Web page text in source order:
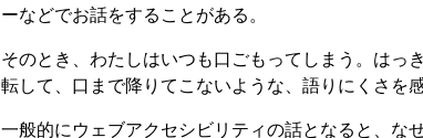
ーなどでお話をすることがある。
そのとき、わたしはいつも口ごもってしまう。はっ
転して、口まで降りてこないような、語りにくさを感
一般的にウェブアクセシビリティの話となると、な